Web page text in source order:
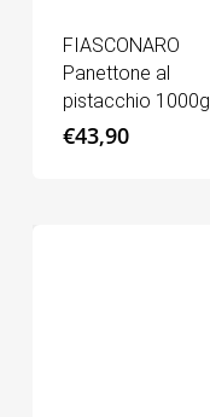
FIASCONARO
Panettone al
pistacchio 1000g
€43,90